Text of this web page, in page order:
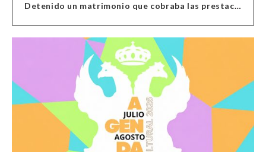
Detenido un matrimonio que cobraba las prestaciones de ilegales en Almería, Granada, Málaga, Huelva y Murcia